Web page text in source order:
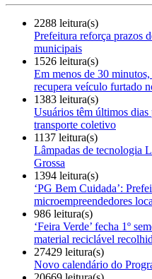
2288 leitura(s)
Prefeitura reforça prazos
municipais
1526 leitura(s)
Em menos de 30
recupera veículo furtado
1383 leitura(s)
Usuários têm últimos
transporte coletivo
1137 leitura(s)
Lâmpadas de tecnologia
Grossa
1394 leitura(s)
‘PG Bem Cuidada’:
microempreendedores
986 leitura(s)
‘Feira Verde’ fecha 1º
material reciclável
27429 leitura(s)
Novo calendário do